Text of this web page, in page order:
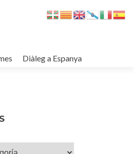
Diàleg a Espanya